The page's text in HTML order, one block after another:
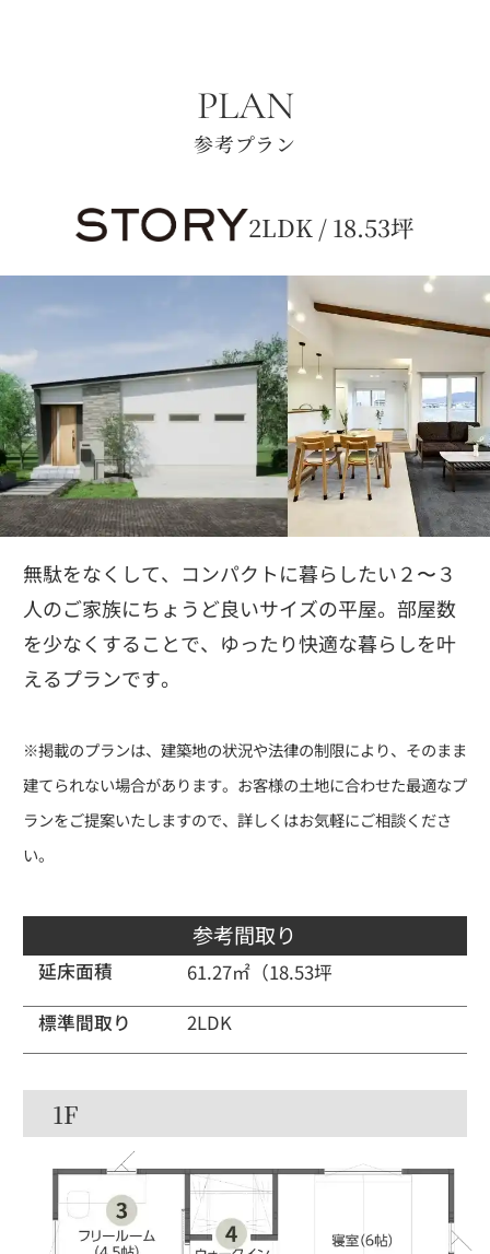
PLAN
参考プラン
2LDK / 18.53坪
無駄をなくして、コンパクトに暮らしたい２〜３
人のご家族にちょうど良いサイズの平屋。部屋数
を少なくすることで、ゆったり快適な暮らしを叶
えるプランです。
※掲載のプランは、建築地の状況や法律の制限により、そのまま
建てられない場合があります。お客様の土地に合わせた最適なプ
ランをご提案いたしますので、詳しくはお気軽にご相談くださ
い。
参考間取り
延床面積
61.27㎡（18.53坪
標準間取り
2LDK
1F